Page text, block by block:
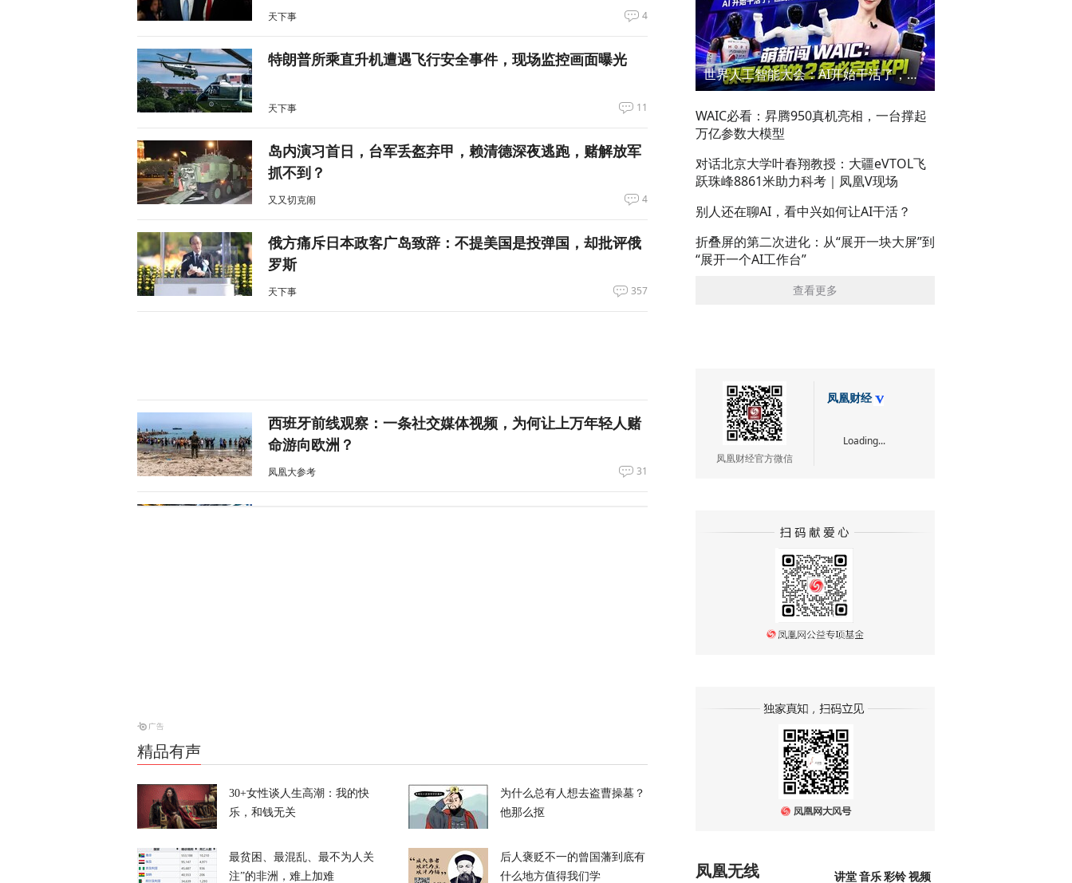
天下事 4
特朗普所乘直升机遭遇飞行安全事件，现场监控画面曝光
天下事 11
岛内演习首日，台军丢盔弃甲，赖清德深夜逃跑，赌解放军
抓不到？
又又切克闹 4
俄方痛斥日本政客广岛致辞：不提美国是投弹国，却批评俄
罗斯
天下事 357
西班牙前线观察：一条社交媒体视频，为何让上万年轻人赌
命游向欧洲？
凤凰大参考 31
风声丨“冯院长看上你了”，背后有大问题
精品有声
30+女性谈人生高潮：我的快
乐，和钱无关
为什么总有人想去盗曹操墓？
他那么抠
最贫困、最混乱、最不为人关
注”的非洲，难上加难
后人褒贬不一的曾国藩到底有
什么地方值得我们学
世界人工智能大会：AI开始干活了，但到底干的怎么样？萌新闯WAIC
WAIC必看：昇腾950真机亮相，一台撑起
万亿参数大模型
对话北京大学叶春翔教授：大疆eVTOL飞
跃珠峰8861米助力科考｜凤凰V现场
别人还在聊AI，看中兴如何让AI干活？
折叠屏的第二次进化：从“展开一块大屏”到
“展开一个AI工作台”
查看更多
凤凰财经官方微信
凤凰财经
Loading...
讲堂 音乐 彩铃 视频
凤凰无线